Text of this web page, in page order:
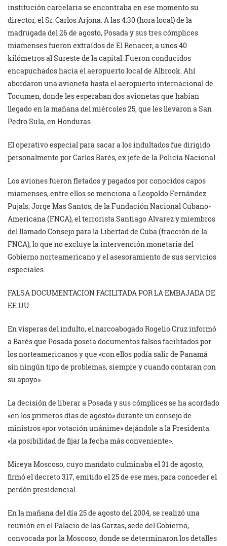
institución carcelaria se encontraba en ese momento su
director, el Sr. Carlos Arjona. A las 4:30 (hora local) de la
madrugada del 26 de agosto, Posada y sus tres cómplices
miamenses fueron extraídos de El Renacer, a unos 40
kilómetros al Sureste de la capital. Fueron conducidos
encapuchados hacia el aeropuerto local de Albrook. Ahí
abordaron una avioneta hasta el aeropuerto internacional de
Tocumen, donde les esperaban dos avionetas que habían
llegado en la mañana del miércoles 25, que les llevaron a San
Pedro Sula, en Honduras.
El operativo especial para sacar a los indultados fue dirigido
personalmente por Carlos Barés, ex jefe de la Policía Nacional.
Los aviones fueron fletados y pagados por conocidos capos
miamenses, entre ellos se menciona a Leopoldo Fernández
Pujals, Jorge Mas Santos, de la Fundación Nacional Cubano-
Americana (FNCA), el terrorista Santiago Alvarez y miembros
del llamado Consejo para la Libertad de Cuba (fracción de la
FNCA), lo que no excluye la intervención monetaria del
Gobierno norteamericano y el asesoramiento de sus servicios
especiales.
FALSA DOCUMENTACION FACILITADA POR LA EMBAJADA DE
EE.UU.
En vísperas del indulto, el narcoabogado Rogelio Cruz informó
a Barés que Posada poseía documentos falsos facilitados por
los norteamericanos y que «con ellos podía salir de Panamá
sin ningún tipo de problemas, siempre y cuando contaran con
su apoyo».
La decisión de liberar a Posada y sus cómplices se ha acordado
«en los primeros días de agosto» durante un consejo de
ministros «por votación unánime» dejándole a la Presidenta
«la posibilidad de fijar la fecha más conveniente».
Mireya Moscoso, cuyo mandato culminaba el 31 de agosto,
firmó el decreto 317, emitido el 25 de ese mes, para conceder el
perdón presidencial.
En la mañana del día 25 de agosto del 2004, se realizó una
reunión en el Palacio de las Garzas, sede del Gobierno,
convocada por la Moscoso, donde se determinaron los detalles